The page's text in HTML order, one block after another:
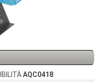
AQC0418